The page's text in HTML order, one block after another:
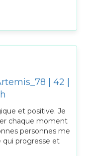
| 42 |
et positive. Je
chaque moment
personnes me
qui progresse et